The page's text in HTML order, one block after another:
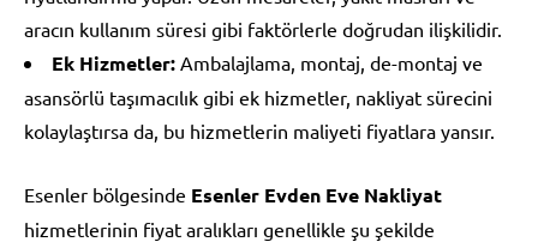
aracın kullanım süresi gibi faktörlerle doğrudan ilişkilidir.
Ek Hizmetler: Ambalajlama, montaj, de-montaj ve
asansörlü taşımacılık gibi ek hizmetler, nakliyat sürecini
kolaylaştırsa da, bu hizmetlerin maliyeti fiyatlara yansır.
Esenler bölgesinde Esenler Evden Eve Nakliyat
hizmetlerinin fiyat aralıkları genellikle şu şekilde